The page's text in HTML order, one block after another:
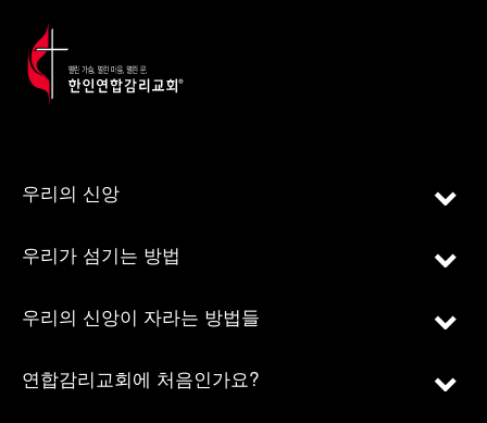
우리의 신앙
우리가 섬기는 방법
우리의 신앙이 자라는 방법들
연합감리교회에 처음인가요?